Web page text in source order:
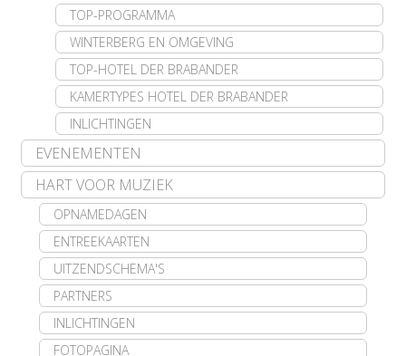
TOP-PROGRAMMA
WINTERBERG EN OMGEVING
TOP-HOTEL DER BRABANDER
KAMERTYPES HOTEL DER BRABANDER
INLICHTINGEN
EVENEMENTEN
HART VOOR MUZIEK
OPNAMEDAGEN
ENTREEKAARTEN
UITZENDSCHEMA'S
PARTNERS
INLICHTINGEN
FOTOPAGINA